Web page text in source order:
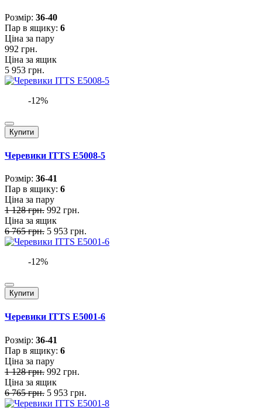
Розмiр: 36-40
Пар в ящику: 6
Ціна за пару
992 грн.
Ціна за ящик
5 953 грн.
-12%
Купити
Черевики ITTS E5008-5
Розмiр: 36-41
Пар в ящику: 6
Ціна за пару
1 128 грн. 992 грн.
Ціна за ящик
6 765 грн. 5 953 грн.
-12%
Купити
Черевики ITTS E5001-6
Розмiр: 36-41
Пар в ящику: 6
Ціна за пару
1 128 грн. 992 грн.
Ціна за ящик
6 765 грн. 5 953 грн.